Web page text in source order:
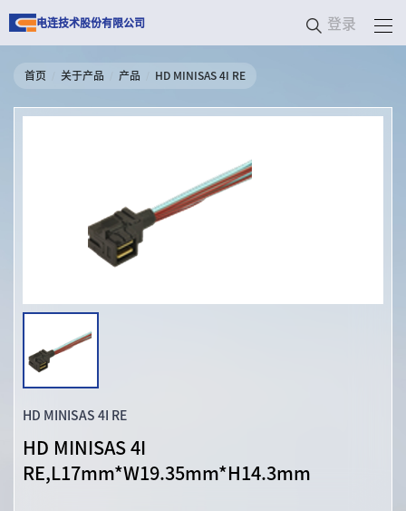
电连技术股份有限公司 登录
首页 关于产品 产品 HD MINISAS 4I RE
HD MINISAS 4I RE
HD MINISAS 4I
RE,L17mm*W19.35mm*H14.3mm